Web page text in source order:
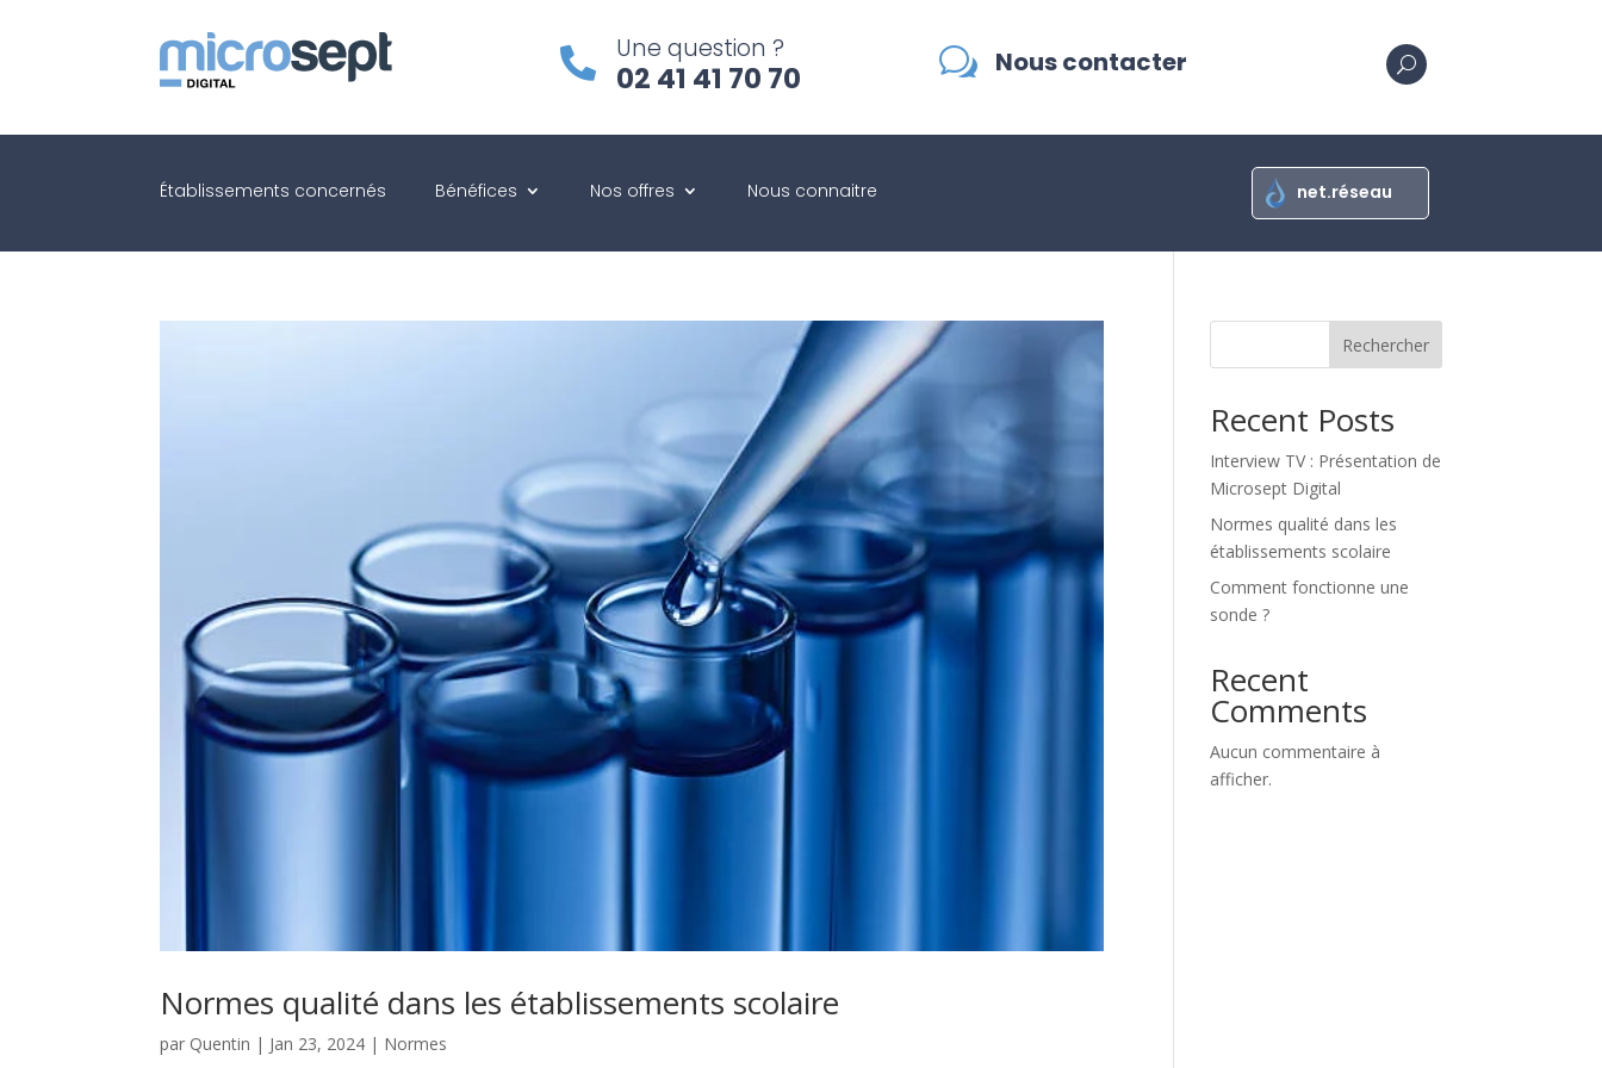
 Une question ?
02 41 41 70 70 w Nous contacter U
Établissements concernés Bénéfices Nos offres Nous connaitre net.réseau
Normes qualité dans les établissements scolaire
par Quentin | Jan 23, 2024 | Normes
Rechercher
Recent Posts
Interview TV : Présentation de
Microsept Digital
Normes qualité dans les
établissements scolaire
Comment fonctionne une
sonde ?
Recent
Comments
Aucun commentaire à
afficher.